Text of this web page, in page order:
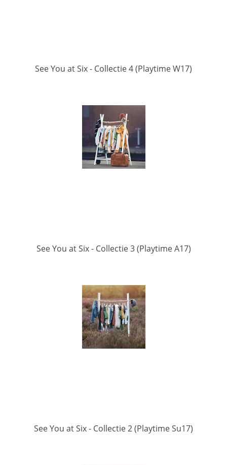
See You at Six - Collectie 4 (Playtime W17)
See You at Six - Collectie 3 (Playtime A17)
See You at Six - Collectie 2 (Playtime Su17)